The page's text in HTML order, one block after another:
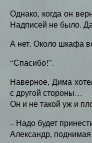
Однако, когда он
Надписей не было.
А нет. Около шкафа
“Спасибо!”.
Наверное, Дима
с другой стороны…
Он и не такой уж и
– Надо будет
Александр, поднимая